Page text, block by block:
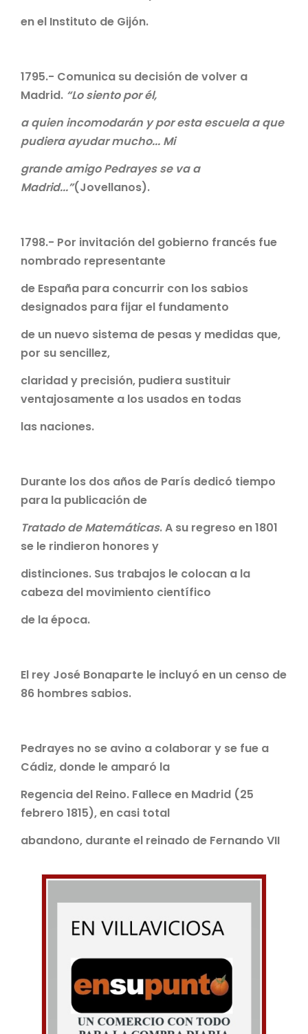
en el Instituto de Gijón.
1795.- Comunica su decisión de volver a
Madrid. “Lo siento por él,
a quien incomodarán y por esta escuela a que
pudiera ayudar mucho... Mi
grande amigo Pedrayes se va a
Madrid...”(Jovellanos).
1798.- Por invitación del gobierno francés fue
nombrado representante
de España para concurrir con los sabios
designados para fijar el fundamento
de un nuevo sistema de pesas y medidas que,
por su sencillez,
claridad y precisión, pudiera sustituir
ventajosamente a los usados en todas
las naciones.
Durante los dos años de París dedicó tiempo
para la publicación de
Tratado de Matemáticas. A su regreso en 1801
se le rindieron honores y
distinciones. Sus trabajos le colocan a la
cabeza del movimiento científico
de la época.
El rey José Bonaparte le incluyó en un censo de
86 hombres sabios.
Pedrayes no se avino a colaborar y se fue a
Cádiz, donde le amparó la
Regencia del Reino. Fallece en Madrid (25
febrero 1815), en casi total
abandono, durante el reinado de Fernando VII